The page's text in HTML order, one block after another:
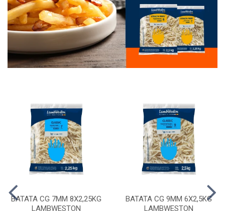
BATATA CG 7MM 8X2,25KG
LAMBWESTON
BATATA CG 9MM 6X2,5KG
LAMBWESTON